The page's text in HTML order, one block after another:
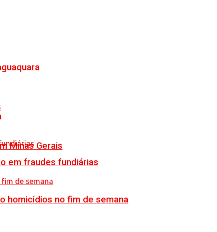
Minas Gerais
em fraudes fundiárias
homicídios no fim de semana